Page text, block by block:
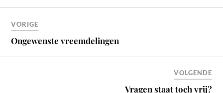
VORIGE
Ongewenste vreemdelingen
VOLGENDE
Vragen staat toch vrij?